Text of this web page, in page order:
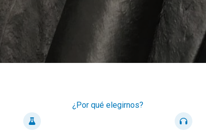
¿Por qué elegirnos?